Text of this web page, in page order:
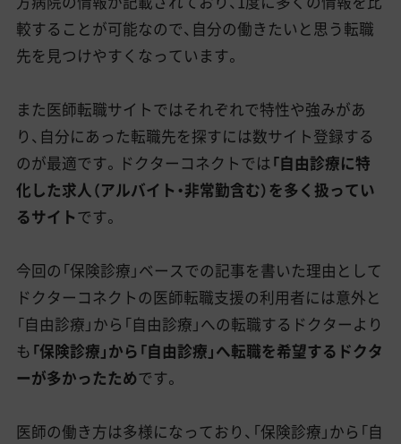
較することが可能なので、自分の働きたいと思う転職
先を見つけやすくなっています。
また医師転職サイトではそれぞれで特性や強みがあ
り、自分にあった転職先を探すには数サイト登録する
のが最適です。ドクターコネクトでは「自由診療に特
化した求人（アルバイト・非常勤含む）を多く扱ってい
るサイトです。
今回の「保険診療」ベースでの記事を書いた理由として
ドクターコネクトの医師転職支援の利用者には意外と
「自由診療」から「自由診療」への転職するドクターより
も 「保険診療」から「自由診療」へ転職を希望するドクタ
ーが多かったためです。
医師の働き方は多様になっており、「保険診療」から「自